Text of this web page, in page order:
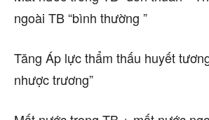
ngoài TB “bình thường ”
Tăng Áp lực thẩm thấu huyết
nhược trương”